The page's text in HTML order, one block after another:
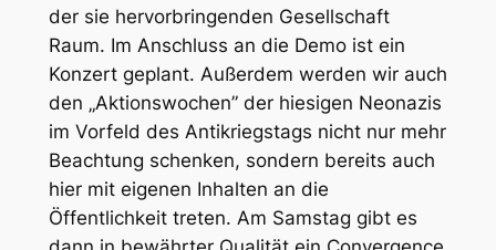
der sie hervorbringenden Gesellschaft
Raum. Im Anschluss an die Demo ist ein
Konzert geplant. Außerdem werden wir auch
den „Aktionswochen” der hiesigen Neonazis
im Vorfeld des Antikriegstags nicht nur mehr
Beachtung schenken, sondern bereits auch
hier mit eigenen Inhalten an die
Öffentlichkeit treten. Am Samstag gibt es